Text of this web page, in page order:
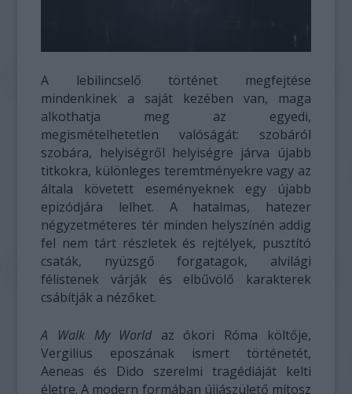
A lebilincselő történet megfejtése
mindenkinek a saját kezében van, maga
alkothatja meg az egyedi,
megismételhetetlen valóságát: szobáról
szobára, helyiségről helyiségre járva újabb
titkokra, különleges teremtményekre vagy az
általa követett eseményeknek egy újabb
epizódjára lelhet. A hatalmas, hatezer
négyzetméteres tér minden helyszínén addig
fel nem tárt részletek és rejtélyek, pusztító
csaták, nyüzsgő forgatagok, alvilági
félistenek várják és elbűvölő karakterek
csábítják a nézőket.
A Walk My Worldaz ókori Róma költője,
Vergilius eposzának ismert történetét,
Aeneas és Dido szerelmi tragédiáját kelti
életre. A modern formában újjászülető mítosz